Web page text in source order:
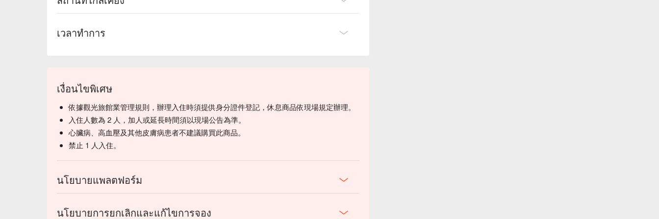
เวลาทำการ
เงื่อนไขพิเศษ
依據觀光旅館業管理規則，辦理入住時須提供身分證件登記，休息商品依現場規定辦理。
入住人數為 2 人，加人或延長時間須以現場公告為準。
心臟病、高血壓及其他皮膚病患者不建議購買此商品。
禁止 1 人入住。
นโยบายแพลตฟอร์ม
นโยบายการยกเลิกและแก้ไขการจอง